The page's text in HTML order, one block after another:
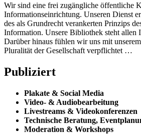
Wir sind eine frei zugängliche öffentliche
Informationseinrichtung. Unseren Dienst
des als Grundrecht verankerten Prinzips
Information. Unsere Bibliothek steht allen
Darüber hinaus fühlen wir uns mit
Pluralität der Gesellschaft verpflichtet …
Publiziert
Plakate & Social Media
Video- & Audiobearbeitung
Livestreams & Videokonferenzen
Technische Beratung,
Moderation & Workshops